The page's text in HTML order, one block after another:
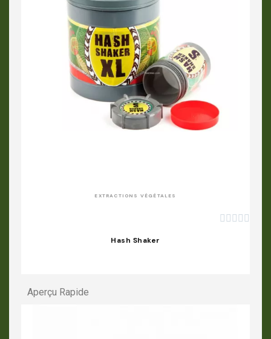
EXTRACTIONS VÉGÉTALES
    
Hash Shaker
Aperçu Rapide